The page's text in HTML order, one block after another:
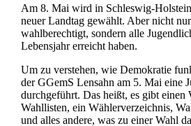
Am 8. Mai wird in Schleswig-
neuer Landtag gewählt. Aber nicht
wahlberechtigt, sondern alle
Lebensjahr erreicht haben.
Um zu verstehen, wie Demokratie
der GGemS Lensahn am 5. Mai eine
durchgeführt. Das heißt, es gibt einen
Wahllisten, ein Wählerverzeichnis,
und alles andere, was zu einer Wahl